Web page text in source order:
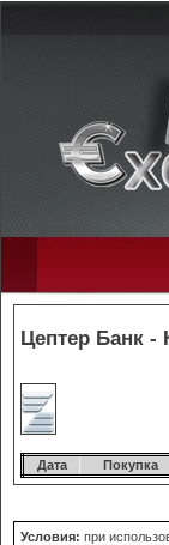
Цептер Банк -
Дата Покупка
Условия: при